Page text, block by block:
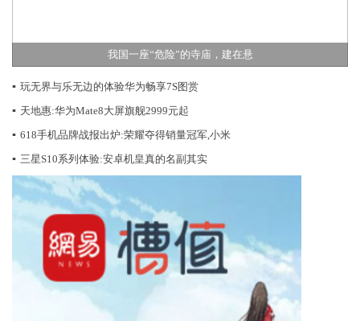
我国一座“危险”的寺庙，建在悬
▪ 玩无界与乐无边的体验华为畅享7S图赏
▪ 天地惠:华为Mate8大屏旗舰2999元起
▪ 618手机品牌战报出炉:荣耀夺得销量冠军,小米
▪ 三星S10系列体验:安卓机皇真的名副其实